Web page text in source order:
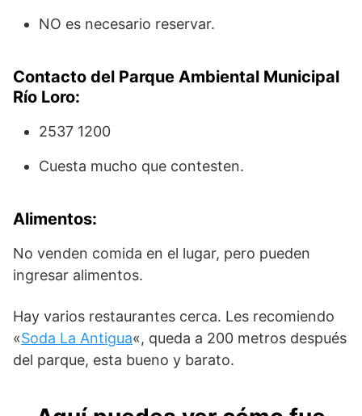
NO es necesario reservar.
Contacto del Parque Ambiental Municipal
Río Loro:
2537 1200
Cuesta mucho que contesten.
Alimentos:
No venden comida en el lugar, pero pueden
ingresar alimentos.
Hay varios restaurantes cerca. Les recomiendo
«Soda La Antigua«, queda a 200 metros después
del parque, esta bueno y barato.